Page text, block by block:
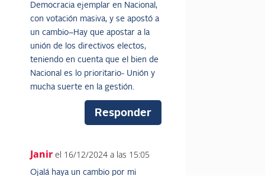
Democracia ejemplar en Nacional,
con votación masiva, y se apostó a
un cambio–Hay que apostar a la
unión de los directivos electos,
teniendo en cuenta que el bien de
Nacional es lo prioritario- Unión y
mucha suerte en la gestión.
Responder
Janir el 16/12/2024 a las 15:05
Ojalá haya un cambio por mi